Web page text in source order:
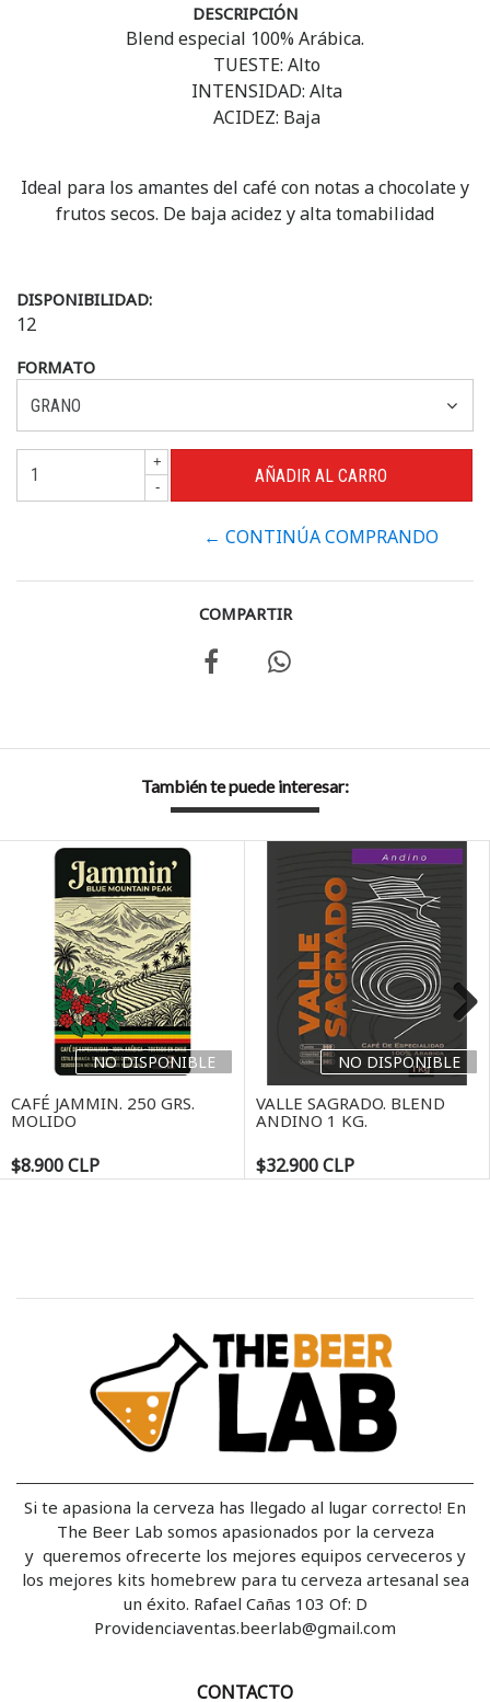
DESCRIPCIÓN
Blend especial 100% Arábica.
TUESTE: Alto
INTENSIDAD: Alta
ACIDEZ: Baja
Ideal para los amantes del café con notas a chocolate y
frutos secos. De baja acidez y alta tomabilidad
DISPONIBILIDAD:
12
FORMATO
+
-
← CONTINÚA COMPRANDO
COMPARTIR
También te puede interesar:
NO DISPONIBLE
CAFÉ JAMMIN. 250 GRS.
MOLIDO
$8.900 CLP
NO DISPONIBLE
VALLE SAGRADO. BLEND
ANDINO 1 KG.
$32.900 CLP
Next
Si te apasiona la cerveza has llegado al lugar correcto! En
The Beer Lab somos apasionados por la cerveza
y queremos ofrecerte los mejores equipos cerveceros y
los mejores kits homebrew para tu cerveza artesanal sea
un éxito. Rafael Cañas 103 Of: D
Providenciaventas.beerlab@gmail.com
CONTACTO